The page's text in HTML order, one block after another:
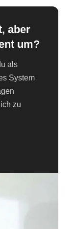
aber
um?
als
System
zu